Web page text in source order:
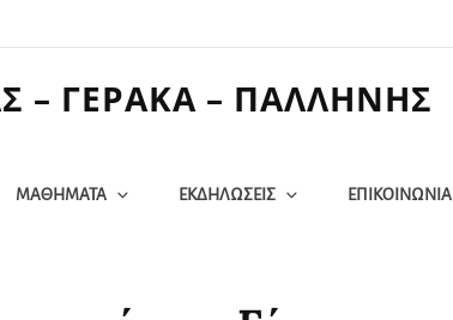
– ΓΕΡΑΚΑ – ΠΑΛΛΗΝΗΣ
ΜΑΘΗΜΑΤΑ ΕΚΔΗΛΩΣΕΙΣ ΕΠΙΚΟΙΝΩΝΙΑ